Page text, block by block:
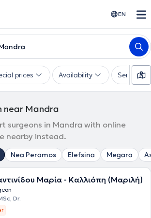
EN
prices Availability Services
near Mandra
surgeons in Mandra with online
nearby instead.
Nea Peramos Elefsina Megara
Μαρία - Καλλιόπη (Μαριλή)
Dr.